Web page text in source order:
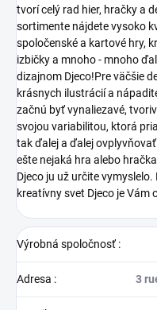
tvorí celý rad hier, hračky a
sortimente nájdete vysoko
spoločenské a kartové hry,
izbičky a mnoho - mnoho
dizajnom Djeco!Pre väčšie
krásnych ilustrácií a
začnú byť vynaliezavé,
svojou variabilitou, ktorá
tak ďalej a ďalej
ešte nejaká hra alebo
Djeco ju už určite
kreatívny svet Djeco je Vám
Výrobná spoločnosť:
Adresa : 3